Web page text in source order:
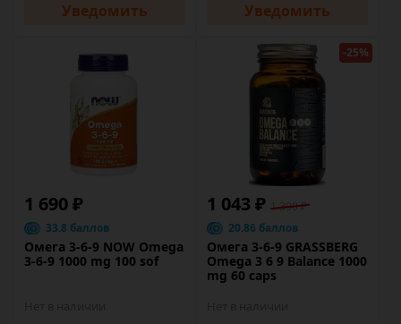
Уведомить Уведомить
1 690 ₽
33.8 баллов
Омега 3-6-9 NOW Omega
3-6-9 1000 mg 100 sof
-25%
1 043 ₽ 1 390 ₽
20.86 баллов
Омега 3-6-9 GRASSBERG
Omega 3 6 9 Balance 1000
mg 60 caps